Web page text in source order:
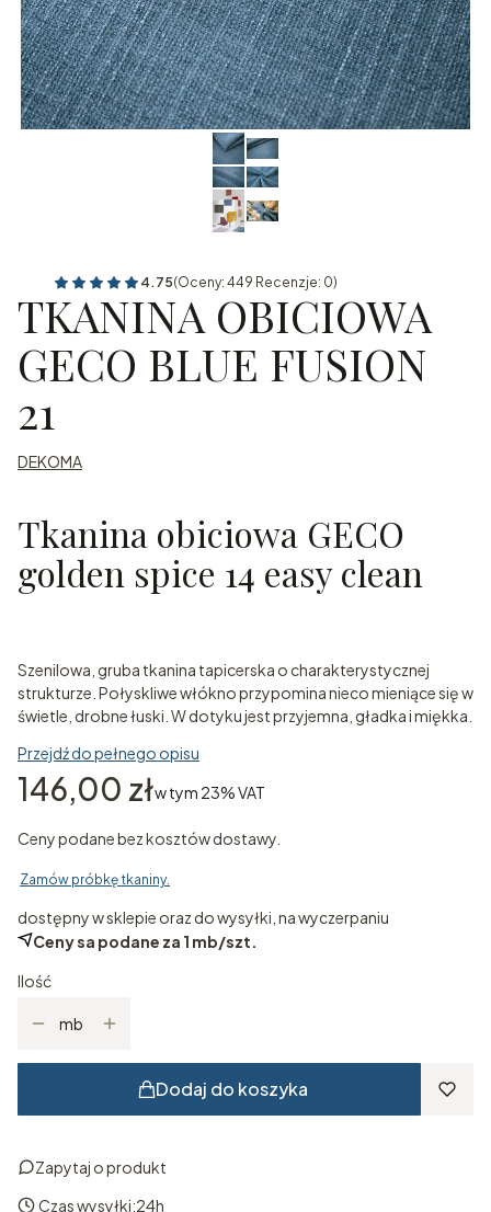
4.75(Oceny: 449 Recenzje: 0)
TKANINA OBICIOWA
GECO BLUE FUSION
21
DEKOMA
Tkanina obiciowa GECO
golden spice 14 easy clean
Szenilowa, gruba tkanina tapicerska o charakterystycznej
strukturze. Połyskliwe włókno przypomina nieco mieniące się w
świetle, drobne łuski. W dotyku jest przyjemna, gładka i miękka.
Przejdź do pełnego opisu
Cena
146,00 złw tym 23% VAT
w tym 23%VAT
Ceny podane bez kosztów dostawy.
Zamów próbkę tkaniny.
dostępny w sklepie oraz do wysyłki, na wyczerpaniu
Ceny sa podane za 1 mb/szt.
Ilość
mb
Dodaj do koszyka
Zapytaj o produkt
Czas wysyłki:24h